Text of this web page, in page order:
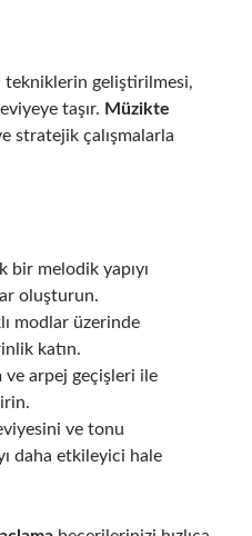
tekniklerin geliştirilmesi,
taşır. Müzikte
stratejik çalışmalarla
bir melodik yapıyı
oluşturun.
modlar üzerinde
katın.
ve arpej geçişleri ile
ve tonu
daha etkileyici hale